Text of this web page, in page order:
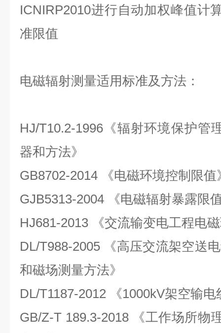
ICNIRP2010进行自动加权峰值计
准限值
电磁辐射测量适用标准及方法：
HJ/T10.2-1996《辐射环境保护管
器和方法》
GB8702-2014 《电磁环境控制限值
GJB5313-2004 《电磁辐射暴露限
HJ681-2013 《交流输变电工程电
DL/T988-2005 《高压交流架空送
和磁场测量方法》
DL/T1187-2012 《1000kV架空输
GB/Z-T 189.3-2018 《工作场所物